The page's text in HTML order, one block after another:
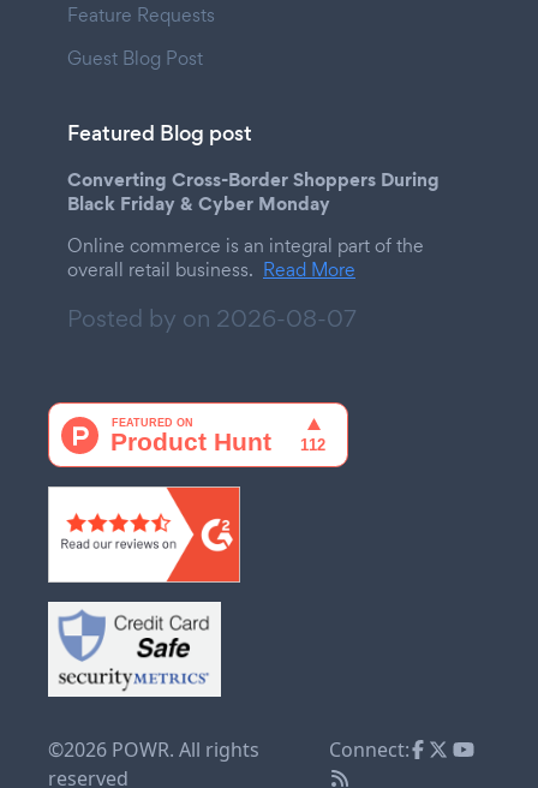
Feature Requests
Guest Blog Post
Featured Blog post
Converting Cross-Border Shoppers During
Black Friday & Cyber Monday
Online commerce is an integral part of the
overall retail business. Read More
Posted by on 2026-08-07
©2026 POWR. All rights
reserved
Connect: